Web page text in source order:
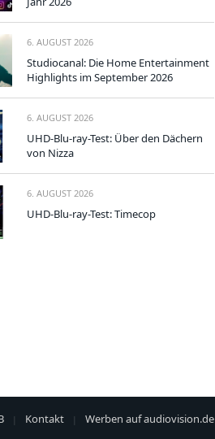
6. AUGUST 2026
Studiocanal: Die Home Entertainment
Highlights im September 2026
6. AUGUST 2026
UHD-Blu-ray-Test: Über den Dächern
von Nizza
6. AUGUST 2026
UHD-Blu-ray-Test: Timecop
Kontakt Werben auf audiovision.de